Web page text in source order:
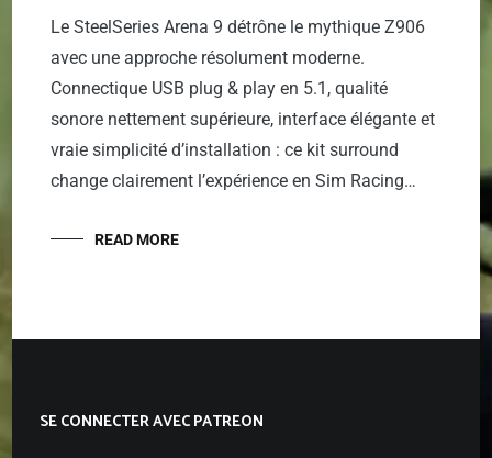
Le SteelSeries Arena 9 détrône le mythique Z906
avec une approche résolument moderne.
Connectique USB plug & play en 5.1, qualité
sonore nettement supérieure, interface élégante et
vraie simplicité d’installation : ce kit surround
change clairement l’expérience en Sim Racing…
READ MORE
SE CONNECTER AVEC PATREON